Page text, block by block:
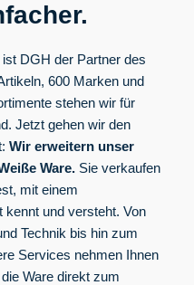
DGH der Partner des
600 Marken und
stehen wir für
Jetzt gehen wir den
Wir erweitern unser
Ware.Sie verkaufen
mit einem
und versteht. Von
Technik bis hin zum
Services nehmen Ihnen
Ware direkt zum